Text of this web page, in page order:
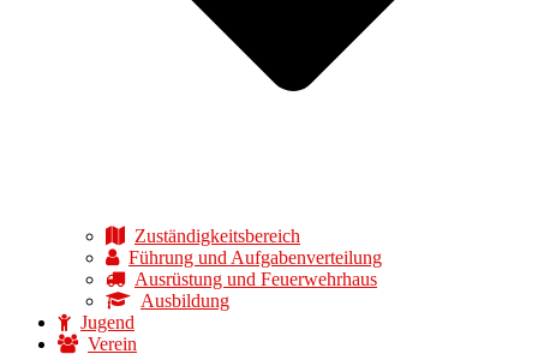
Zuständigkeitsbereich
Führung und Aufgabenverteilung
Ausrüstung und Feuerwehrhaus
Ausbildung
Jugend
Verein